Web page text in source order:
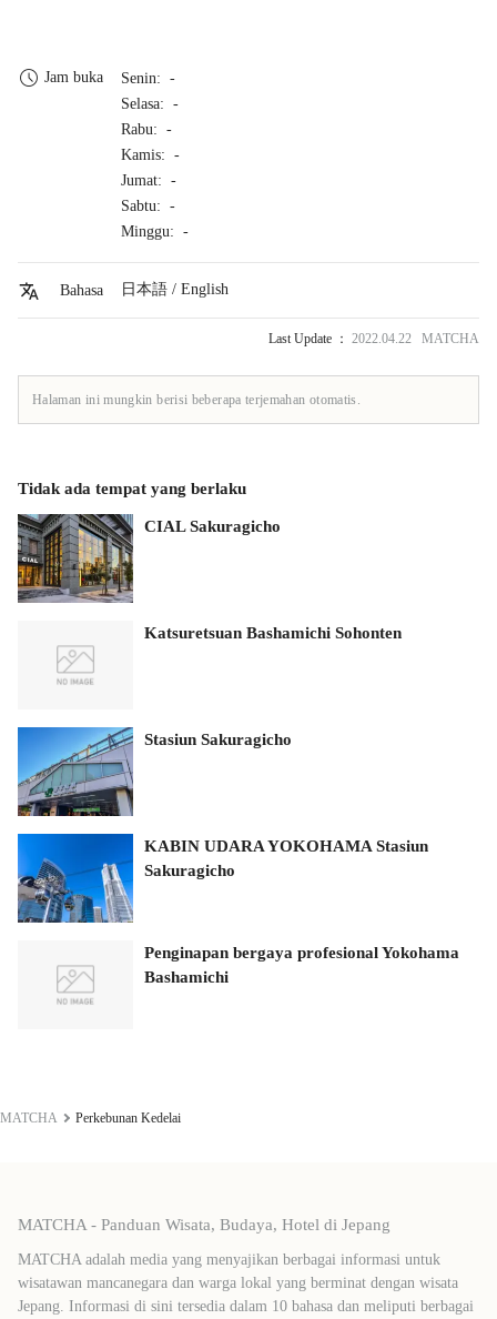
Jam buka
Senin: -
Selasa: -
Rabu: -
Kamis: -
Jumat: -
Sabtu: -
Minggu: -
Bahasa 日本語 / English
Last Update ： 2022.04.22 MATCHA
Halaman ini mungkin berisi beberapa terjemahan otomatis.
Tidak ada tempat yang berlaku
CIAL Sakuragicho
Katsuretsuan Bashamichi Sohonten
Stasiun Sakuragicho
KABIN UDARA YOKOHAMA Stasiun
Sakuragicho
Penginapan bergaya profesional Yokohama
Bashamichi
MATCHA Perkebunan Kedelai
MATCHA - Panduan Wisata, Budaya, Hotel di Jepang
MATCHA adalah media yang menyajikan berbagai informasi untuk
wisatawan mancanegara dan warga lokal yang berminat dengan wisata
Jepang. Informasi di sini tersedia dalam 10 bahasa dan meliputi berbagai